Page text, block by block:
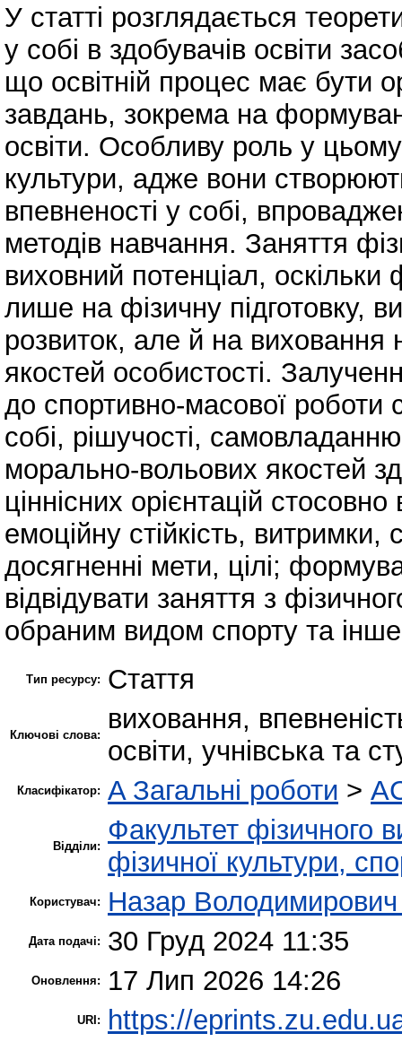
У статті розглядається
у собі в здобувачів освіти
що освітній процес має бути
завдань, зокрема на
освіти. Особливу роль у цьому
культури, адже вони
впевненості у собі,
методів навчання. Заняття
виховний потенціал,
лише на фізичну підготовку,
розвиток, але й на виховання
якостей особистості.
до спортивно-масової роботи
собі, рішучості,
морально-вольових якостей
ціннісних орієнтацій
емоційну стійкість,
досягненні мети, цілі;
відвідувати заняття з
обраним видом спорту та
Тип ресурсу: Стаття
Ключові слова:
виховання,
освіти, учнівська та
Класифікатор: A Загальні роботи >
Відділи:
Факультет фізичного
фізичної культури,
Користувач: Назар
Дата подачі: 30 Груд 2024 11:35
Оновлення: 17 Лип 2026 14:26
URI: https://